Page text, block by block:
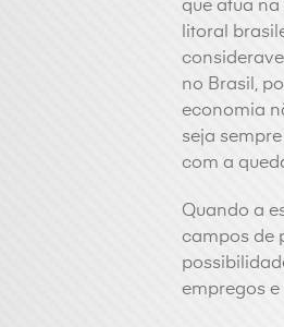
que atua
litoral
no Brasil,
economia
seja
com a
Quando a
campos de
empregos